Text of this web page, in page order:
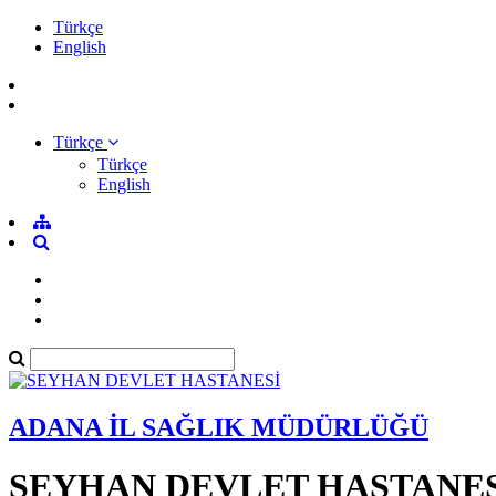
Türkçe
English
Türkçe
Türkçe
English
ADANA İL SAĞLIK MÜDÜRLÜĞÜ
SEYHAN DEVLET